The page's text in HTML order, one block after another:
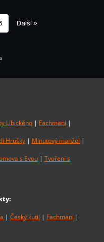
Další »
Libického | Fachmani |
Hrušky | Minutový manžel |
s Evou | Tvoření s
| Český kutil | Fachmani |